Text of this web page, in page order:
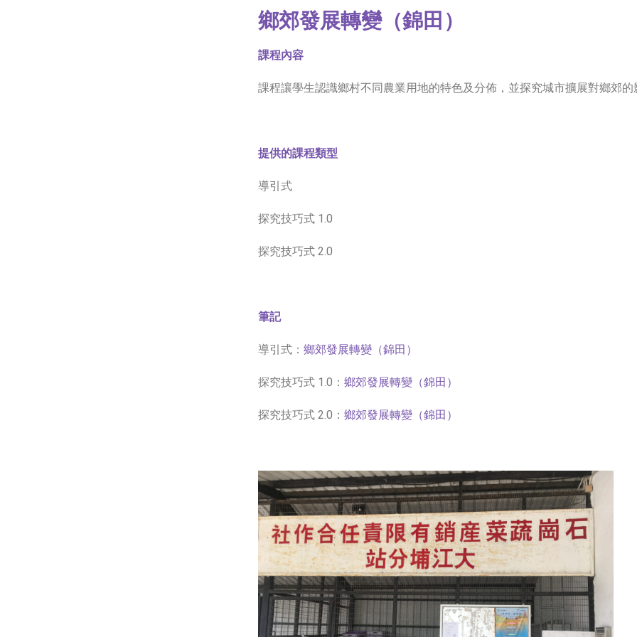
鄉郊發展轉變（錦田）
課程內容
課程讓學生認識鄉村不同農業用地的特色及分佈，並探究城市擴展對鄉郊的
提供的課程類型
導引式
探究技巧式 1.0
探究技巧式 2.0
筆記
導引式： 鄉郊發展轉變（錦田）
探究技巧式 1.0： 鄉郊發展轉變（錦田）
探究技巧式 2.0： 鄉郊發展轉變（錦田）